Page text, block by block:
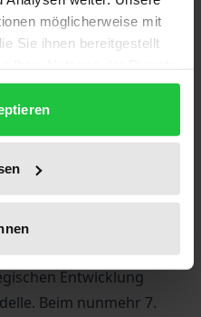
möglicherweise mit
Sie ihnen bereitgestellt
kombiniert mit
ressourceneffizienten
die
zu
sich im
dem Zugang zu
Entwicklung
Beim nunmehr 7.